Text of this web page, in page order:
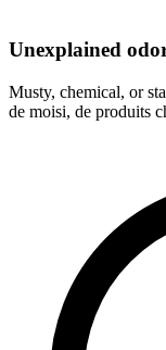
Unexplained
Musty, chemical, or
de moisi, de produits